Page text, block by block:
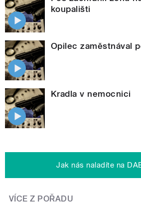
koupališti
Opilec zaměstnával
Kradla v nemocnici
Jak nás naladíte na
VÍCE Z POŘADU